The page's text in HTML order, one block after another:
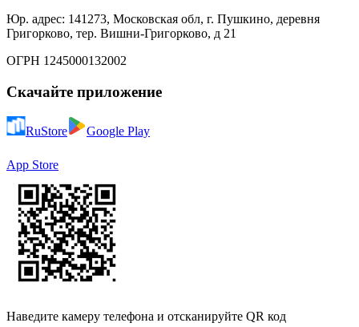
Юр. адрес: 141273, Московская обл, г. Пушкино, деревня
Григорково, тер. Вишни-Григорково, д 21
ОГРН 1245000132002
Скачайте приложение
RuStore Google Play
App Store
Наведите камеру телефона и отсканируйте QR код